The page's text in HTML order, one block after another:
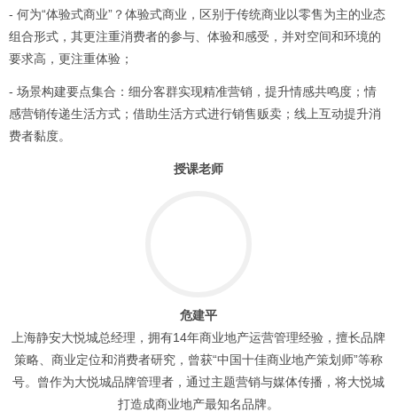
- 何为“体验式商业”？体验式商业，区别于传统商业以零售为主的业态
组合形式，其更注重消费者的参与、体验和感受，并对空间和环境的
要求高，更注重体验；
- 场景构建要点集合：细分客群实现精准营销，提升情感共鸣度；情
感营销传递生活方式；借助生活方式进行销售贩卖；线上互动提升消
费者黏度。
授课老师
危建平
上海静安大悦城总经理，拥有14年商业地产运营管理经验，擅长品牌
策略、商业定位和消费者研究，曾获“中国十佳商业地产策划师”等称
号。曾作为大悦城品牌管理者，通过主题营销与媒体传播，将大悦城
打造成商业地产最知名品牌。